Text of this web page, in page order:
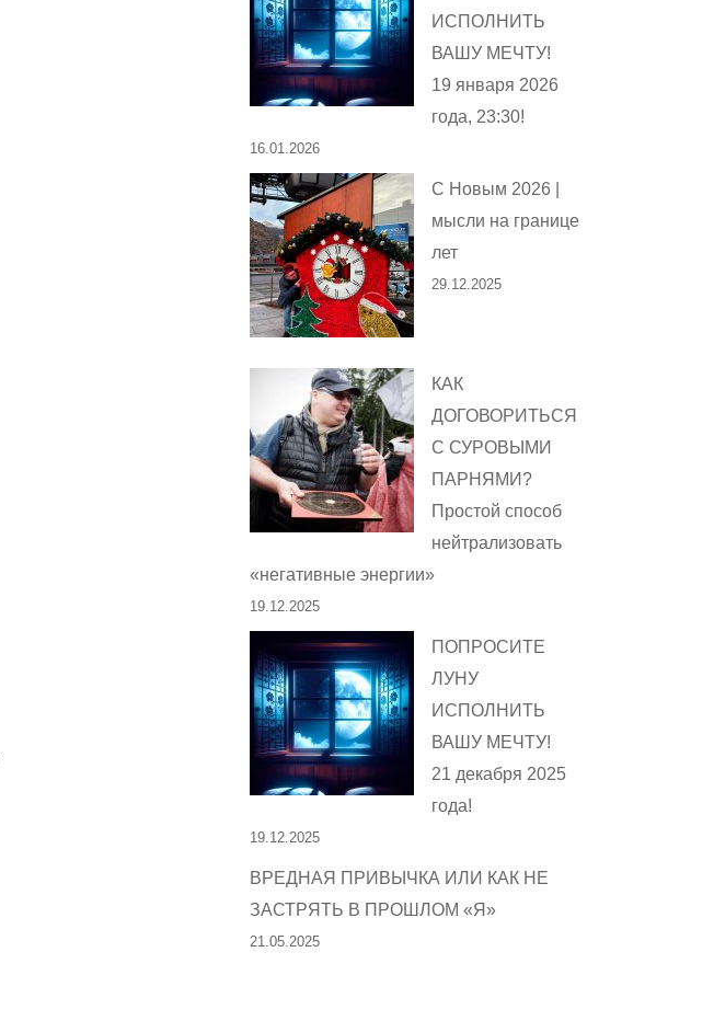
ИСПОЛНИТЬ
ВАШУ МЕЧТУ!
19 января 2026
года, 23:30!
16.01.2026
С Новым 2026 |
мысли на границе
лет
29.12.2025
КАК
ДОГОВОРИТЬСЯ
С СУРОВЫМИ
ПАРНЯМИ?
Простой способ
нейтрализовать
«негативные энергии»
19.12.2025
ПОПРОСИТЕ
ЛУНУ
ИСПОЛНИТЬ
ВАШУ МЕЧТУ!
21 декабря 2025
года!
19.12.2025
ВРЕДНАЯ ПРИВЫЧКА ИЛИ КАК НЕ
ЗАСТРЯТЬ В ПРОШЛОМ «Я»
21.05.2025